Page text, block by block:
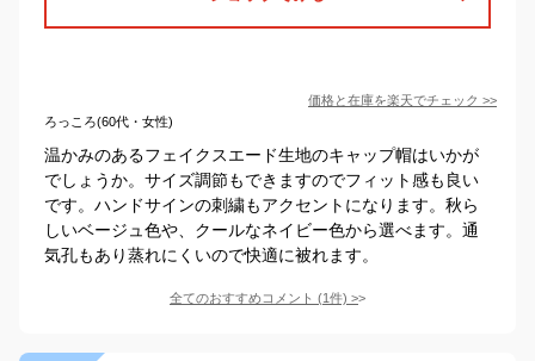
価格と在庫を楽天でチェック >>
ろっころ(60代・女性)
温かみのあるフェイクスエード生地のキャップ帽はいかが
でしょうか。サイズ調節もできますのでフィット感も良い
です。ハンドサインの刺繍もアクセントになります。秋ら
しいベージュ色や、クールなネイビー色から選べます。通
気孔もあり蒸れにくいので快適に被れます。
全てのおすすめコメント (1件) >